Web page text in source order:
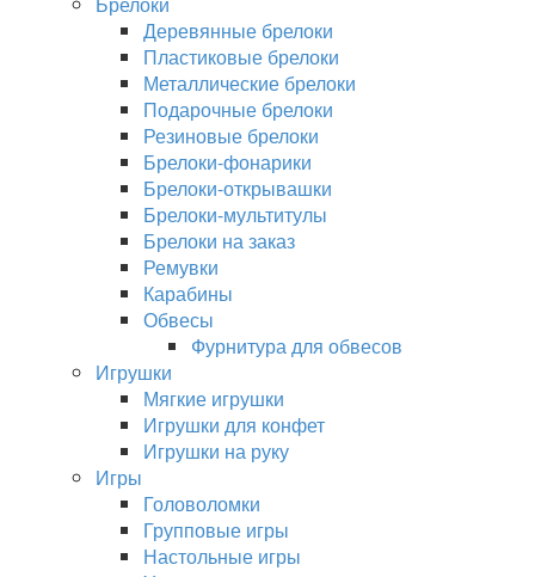
Деревянные брелоки
Пластиковые брелоки
Металлические брелоки
Подарочные брелоки
Резиновые брелоки
Брелоки-фонарики
Брелоки-открывашки
Брелоки-мультитулы
Брелоки на заказ
Ремувки
Карабины
Обвесы
Фурнитура для обвесов
Игрушки
Мягкие игрушки
Игрушки для конфет
Игрушки на руку
Игры
Головоломки
Групповые игры
Настольные игры